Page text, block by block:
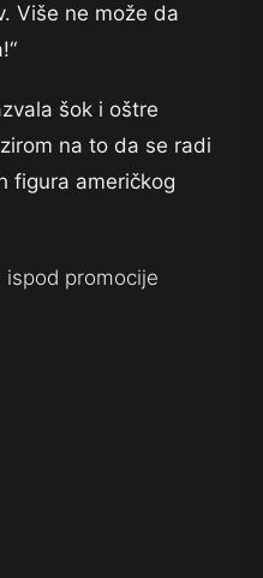
Više ne može da
šok i oštre
na to da se radi
figura američkog
ispod promocije